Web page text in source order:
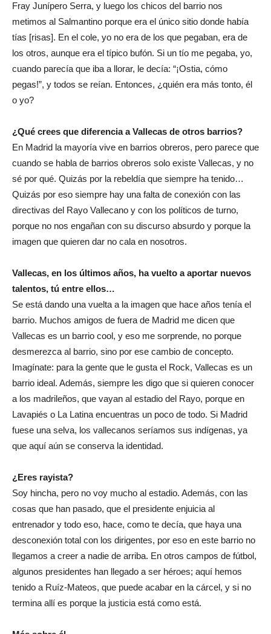
Fray Junípero Serra, y luego los chicos del barrio nos
metimos al Salmantino porque era el único sitio donde había
tías [risas]. En el cole, yo no era de los que pegaban, era de
los otros, aunque era el típico bufón. Si un tío me pegaba, yo,
cuando parecía que iba a llorar, le decía: “¡Ostia, cómo
pegas!”, y todos se reían. Entonces, ¿quién era más tonto, él
o yo?
¿Qué crees que diferencia a Vallecas de otros barrios?
En Madrid la mayoría vive en barrios obreros, pero parece que
cuando se habla de barrios obreros solo existe Vallecas, y no
sé por qué. Quizás por la rebeldía que siempre ha tenido…
Quizás por eso siempre hay una falta de conexión con las
directivas del Rayo Vallecano y con los políticos de turno,
porque no nos engañan con su discurso absurdo y porque la
imagen que quieren dar no cala en nosotros.
Vallecas, en los últimos años, ha vuelto a aportar nuevos
talentos, tú entre ellos…
Se está dando una vuelta a la imagen que hace años tenía el
barrio. Muchos amigos de fuera de Madrid me dicen que
Vallecas es un barrio cool, y eso me sorprende, no porque
desmerezca al barrio, sino por ese cambio de concepto.
Imagínate: para la gente que le gusta el Rock, Vallecas es un
barrio ideal. Además, siempre les digo que si quieren conocer
a los madrileños, que vayan al estadio del Rayo, porque en
Lavapiés o La Latina encuentras un poco de todo. Si Madrid
fuese una selva, los vallecanos seríamos sus indígenas, ya
que aquí aún se conserva la identidad.
¿Eres rayista?
Soy hincha, pero no voy mucho al estadio. Además, con las
cosas que han pasado, que el presidente enjuicia al
entrenador y todo eso, hace, como te decía, que haya una
desconexión total con los dirigentes, por eso en este barrio no
llegamos a creer a nadie de arriba. En otros campos de fútbol,
algunos presidentes han llegado a ser héroes; aquí hemos
tenido a Ruíz-Mateos, que puede acabar en la cárcel, y si no
termina allí es porque la justicia está como está.